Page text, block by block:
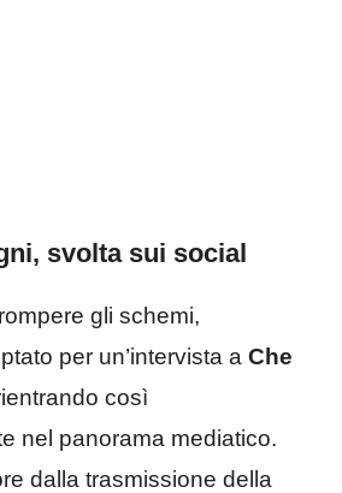
svolta sui social
gli schemi,
per un’intervista a Che
così
nel panorama mediatico.
dalla trasmissione della